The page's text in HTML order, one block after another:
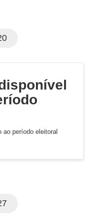
ao período eleitoral